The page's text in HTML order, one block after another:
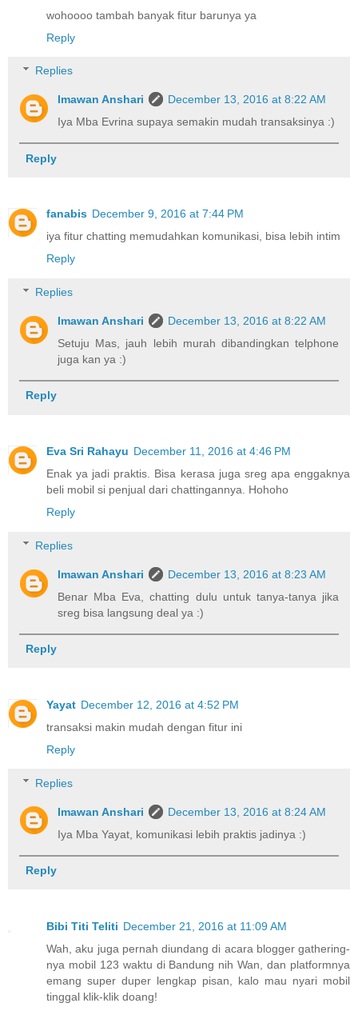
wohoooo tambah banyak fitur barunya ya
Reply
Replies
Imawan Anshari
December 13, 2016 at 8:22 AM
Iya Mba Evrina supaya semakin mudah transaksinya :)
Reply
fanabis December 9, 2016 at 7:44 PM
iya fitur chatting memudahkan komunikasi, bisa lebih intim
Reply
Replies
Imawan Anshari
December 13, 2016 at 8:22 AM
Setuju Mas, jauh lebih murah dibandingkan telphone
juga kan ya :)
Reply
Eva Sri Rahayu December 11, 2016 at 4:46 PM
Enak ya jadi praktis. Bisa kerasa juga sreg apa enggaknya
beli mobil si penjual dari chattingannya. Hohoho
Reply
Replies
Imawan Anshari
December 13, 2016 at 8:23 AM
Benar Mba Eva, chatting dulu untuk tanya-tanya jika
sreg bisa langsung deal ya :)
Reply
Yayat December 12, 2016 at 4:52 PM
transaksi makin mudah dengan fitur ini
Reply
Replies
Imawan Anshari
December 13, 2016 at 8:24 AM
Iya Mba Yayat, komunikasi lebih praktis jadinya :)
Reply
Bibi Titi Teliti December 21, 2016 at 11:09 AM
Wah, aku juga pernah diundang di acara blogger gathering-
nya mobil 123 waktu di Bandung nih Wan, dan platformnya
emang super duper lengkap pisan, kalo mau nyari mobil
tinggal klik-klik doang!